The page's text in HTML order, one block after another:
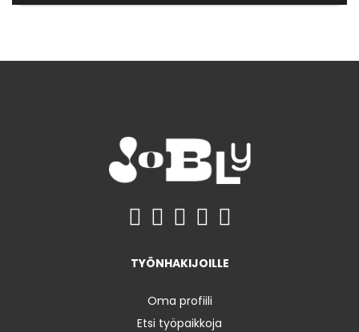
TYÖNHAKIJOILLE
Oma profiili
Etsi työpaikkoja